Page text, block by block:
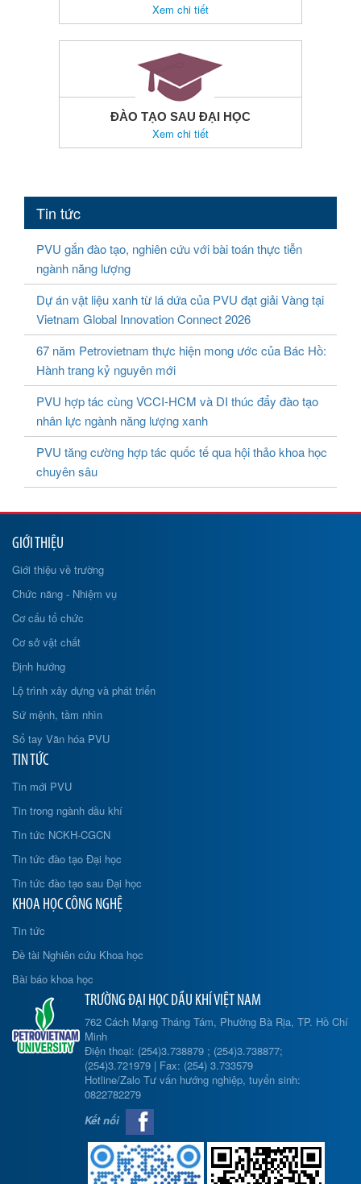
Xem chi tiết
ĐÀO TẠO SAU ĐẠI HỌC
Xem chi tiết
Tin tức
PVU gắn đào tạo, nghiên cứu với bài toán thực tiễn
ngành năng lượng
Dự án vật liệu xanh từ lá dứa của PVU đạt giải Vàng tại
Vietnam Global Innovation Connect 2026
67 năm Petrovietnam thực hiện mong ước của Bác Hồ:
Hành trang kỷ nguyên mới
PVU hợp tác cùng VCCI-HCM và DI thúc đẩy đào tạo
nhân lực ngành năng lượng xanh
PVU tăng cường hợp tác quốc tế qua hội thảo khoa học
chuyên sâu
GIỚI THIỆU
Giới thiệu về trường
Chức năng - Nhiệm vụ
Cơ cấu tổ chức
Cơ sở vật chất
Định hướng
Lộ trình xây dựng và phát triển
Sứ mệnh, tầm nhìn
Sổ tay Văn hóa PVU
TIN TỨC
Tin mới PVU
Tin trong ngành dầu khí
Tin tức NCKH-CGCN
Tin tức đào tạo Đại học
Tin tức đào tạo sau Đại học
KHOA HỌC CÔNG NGHỆ
Tin tức
Đề tài Nghiên cứu Khoa học
Bài báo khoa học
TRƯỜNG ĐẠI HỌC DẦU KHÍ VIỆT NAM
762 Cách Mạng Tháng Tám, Phường Bà Rịa, TP. Hồ Chí
Minh
Điện thoại: (254)3.738879 ; (254)3.738877;
(254)3.721979 | Fax: (254) 3.733579
Hotline/Zalo Tư vấn hướng nghiệp, tuyển sinh:
0822782279
Kết nối